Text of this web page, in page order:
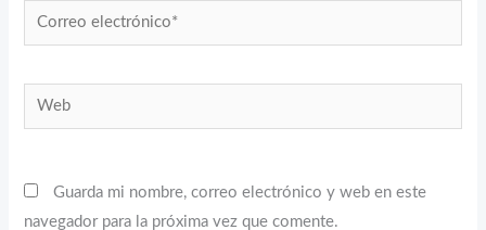
Correo
electrónico*
Web
Guarda mi nombre, correo electrónico y web en este
navegador para la próxima vez que comente.